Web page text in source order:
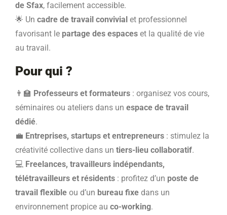
de Sfax, facilement accessible.
🌟 Un cadre de travail convivial et professionnel
favorisant le partage des espaces et la qualité de vie
au travail.
Pour qui ?
👨 Professeurs et formateurs : organisez vos cours,
séminaires ou ateliers dans un espace de travail
dédié.
💼 Entreprises, startups et entrepreneurs : stimulez la
créativité collective dans un tiers-lieu collaboratif.
💻 Freelances, travailleurs indépendants,
télétravailleurs et résidents : profitez d’un poste de
travail flexible ou d’un bureau fixe dans un
environnement propice au co-working.